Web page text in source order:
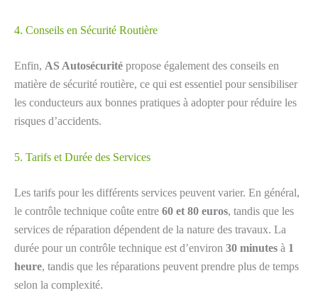
4. Conseils en Sécurité Routière
Enfin, AS Autosécurité propose également des conseils en
matière de sécurité routière, ce qui est essentiel pour sensibiliser
les conducteurs aux bonnes pratiques à adopter pour réduire les
risques d’accidents.
5. Tarifs et Durée des Services
Les tarifs pour les différents services peuvent varier. En général,
le contrôle technique coûte entre 60 et 80 euros, tandis que les
services de réparation dépendent de la nature des travaux. La
durée pour un contrôle technique est d’environ 30 minutes à 1
heure, tandis que les réparations peuvent prendre plus de temps
selon la complexité.